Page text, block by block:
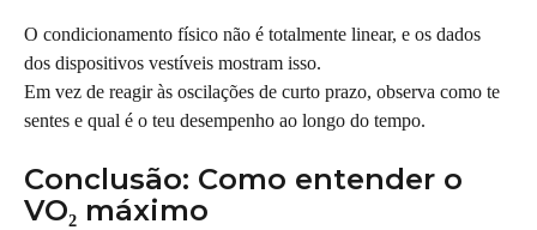
O condicionamento físico não é totalmente linear, e os dados
dos dispositivos vestíveis mostram isso.
Em vez de reagir às oscilações de curto prazo, observa como te
sentes e qual é o teu desempenho ao longo do tempo.
Conclusão: Como entender o
VO₂ máximo